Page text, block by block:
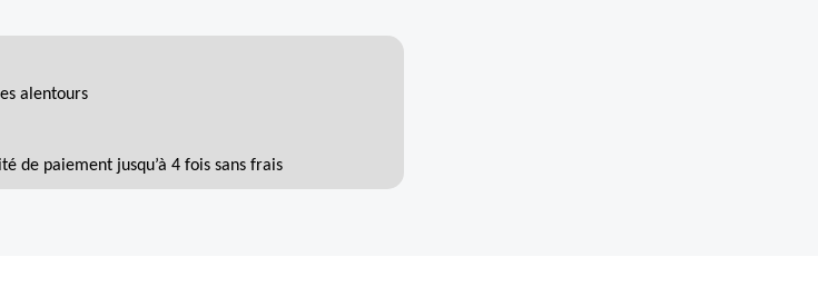
alentours
de paiement jusqu’à 4 fois sans frais